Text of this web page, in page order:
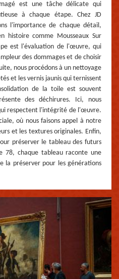
est une tâche délicate qui
à chaque étape. Chez JD
l'importance de chaque détail,
histoire comme Mousseaux Sur
est l'évaluation de l'œuvre, qui
des dommages et de choisir
nous procédons à un nettoyage
et les vernis jaunis qui ternissent
de la toile est souvent
des déchirures. Ici, nous
respectent l'intégrité de l'œuvre.
où nous faisons appel à notre
et les textures originales. Enfin,
préserver le tableau des futurs
78, chaque tableau raconte une
la préserver pour les générations